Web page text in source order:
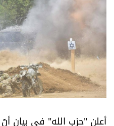
أسرار
متفرقات
نداء القرّاء
خاص الموقع
أعلن "حزب الله" في بيان